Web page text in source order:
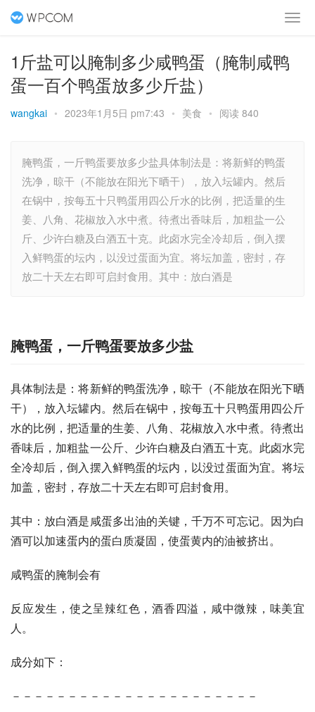
1斤盐可以腌制多少咸鸭蛋（腌制咸鸭
蛋一百个鸭蛋放多少斤盐）
wangkai • 2023年1月5日 pm7:43 • 美食 • 阅读 840
腌鸭蛋，一斤鸭蛋要放多少盐具体制法是：将新鲜的鸭蛋
洗净，晾干（不能放在阳光下晒干），放入坛罐内。然后
在锅中，按每五十只鸭蛋用四公斤水的比例，把适量的生
姜、八角、花椒放入水中煮。待煮出香味后，加粗盐一公
斤、少许白糖及白酒五十克。此卤水完全冷却后，倒入摆
入鲜鸭蛋的坛内，以没过蛋面为宜。将坛加盖，密封，存
放二十天左右即可启封食用。其中：放白酒是
腌鸭蛋，一斤鸭蛋要放多少盐
具体制法是：将新鲜的鸭蛋洗净，晾干（不能放在阳光下晒
干），放入坛罐内。然后在锅中，按每五十只鸭蛋用四公斤
水的比例，把适量的生姜、八角、花椒放入水中煮。待煮出
香味后，加粗盐一公斤、少许白糖及白酒五十克。此卤水完
全冷却后，倒入摆入鲜鸭蛋的坛内，以没过蛋面为宜。将坛
加盖，密封，存放二十天左右即可启封食用。
其中：放白酒是咸蛋多出油的关键，千万不可忘记。因为白
酒可以加速蛋内的蛋白质凝固，使蛋黄内的油被挤出。
咸鸭蛋的腌制会有
反应发生，使之呈辣红色，酒香四溢，咸中微辣，味美宜
人。
成分如下：
－－－－－－－－－－－－－－－－－－－－－－